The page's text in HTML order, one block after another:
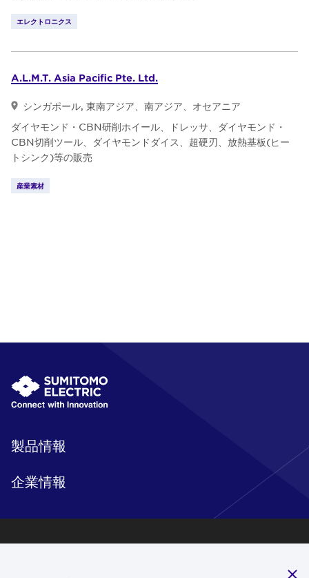
エレクトロニクス
A.L.M.T. Asia Pacific Pte. Ltd.
シンガポール, 東南アジア、南アジア、オセアニア
ダイヤモンド・CBN研削ホイール、ドレッサ、ダイヤモンド・
CBN切削ツール、ダイヤモンドダイス、超硬刃、放熱基板(ヒー
トシンク)等の販売
産業素材
製品情報
企業情報